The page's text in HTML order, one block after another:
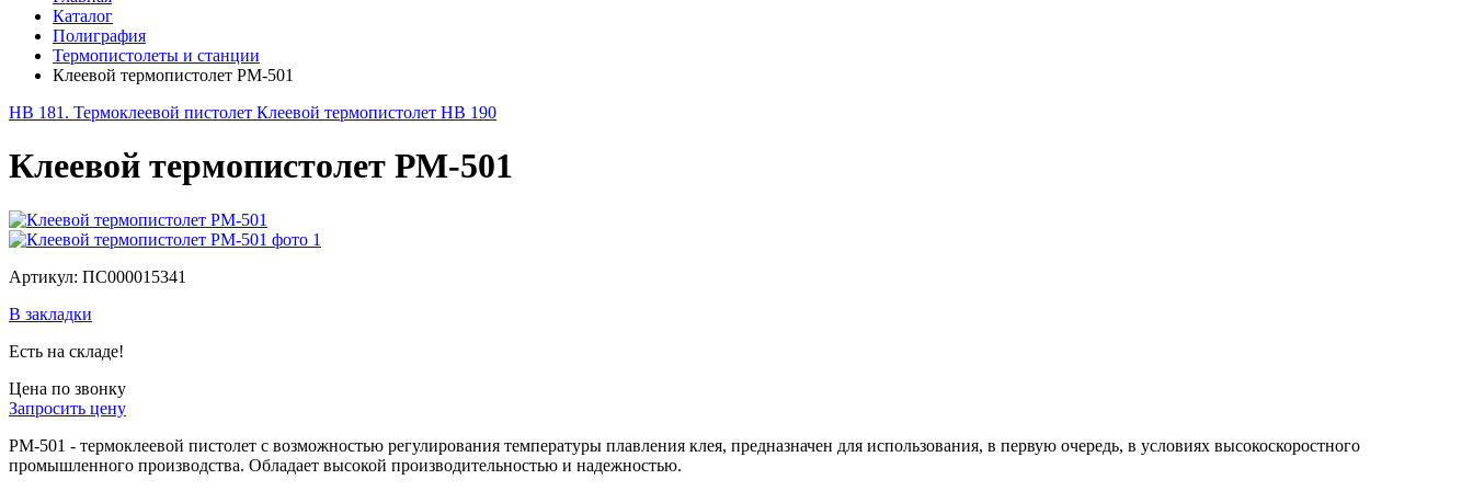
Каталог
Полиграфия
Термопистолеты и станции
Клеевой термопистолет РМ-501
HB 181. Термоклеевой пистолет Клеевой термопистолет НВ 190
Клеевой термопистолет РМ-501
Артикул: ПС000015341
В закладки
Есть на складе!
Цена по звонку
Запросить цену
РМ-501 - термоклеевой пистолет с возможностью регулирования температуры плавления клея, предназначен для использования, в первую очередь, в условиях высокоскоростного
промышленного производства. Обладает высокой производительностью и надежностью.